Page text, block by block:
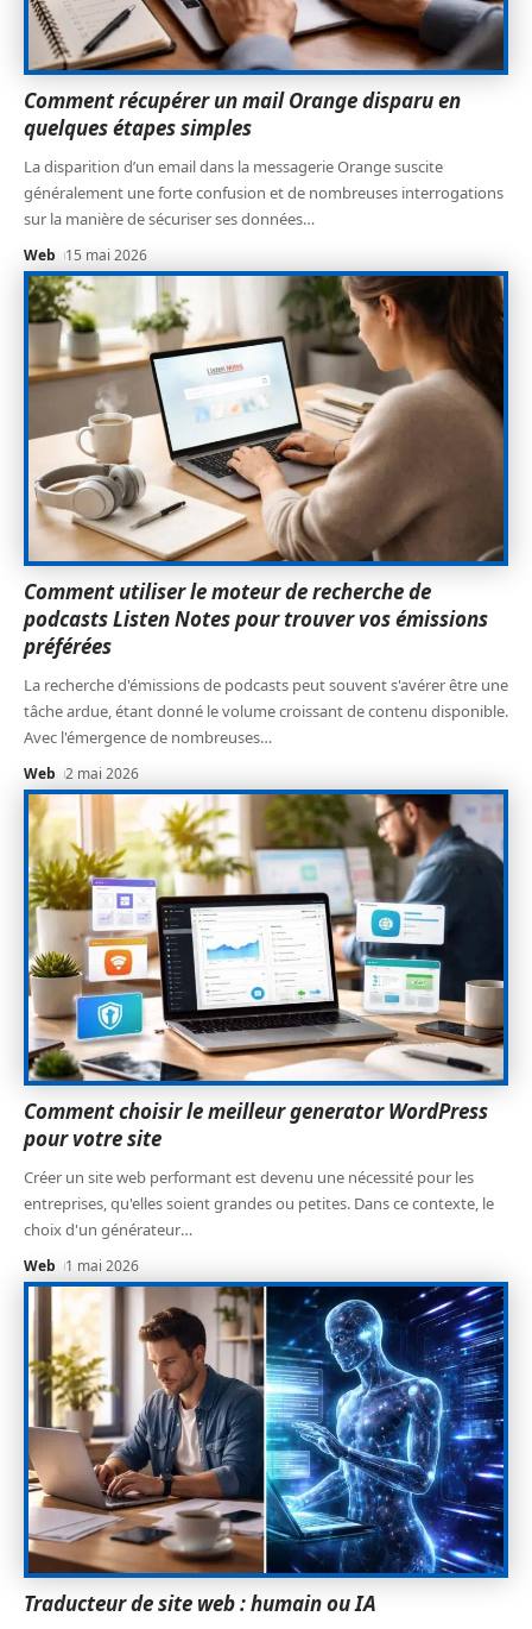
Comment récupérer un mail Orange disparu en
quelques étapes simples
La disparition d’un email dans la messagerie Orange suscite
généralement une forte confusion et de nombreuses interrogations
sur la manière de sécuriser ses données…
Web 15 mai 2026
Comment utiliser le moteur de recherche de
podcasts Listen Notes pour trouver vos émissions
préférées
La recherche d'émissions de podcasts peut souvent s'avérer être une
tâche ardue, étant donné le volume croissant de contenu disponible.
Avec l'émergence de nombreuses…
Web 2 mai 2026
Comment choisir le meilleur generator WordPress
pour votre site
Créer un site web performant est devenu une nécessité pour les
entreprises, qu'elles soient grandes ou petites. Dans ce contexte, le
choix d'un générateur…
Web 1 mai 2026
Traducteur de site web : humain ou IA